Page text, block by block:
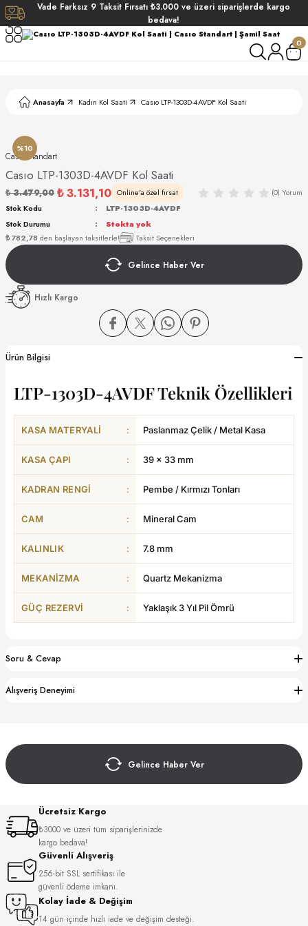
Vade Farksız 9 Taksit Fırsatı ₺3.000 ve üzeri siparişlerde kargo
bedava!
0
Anasayfa Kadın Kol Saati Casıo LTP-1303D-4AVDF Kol Saati
%10
Casıo Standart
Casıo LTP-1303D-4AVDF Kol Saati
₺ 3.479,00 ₺ 3.131,10 Online'a özel fırsat (0) Yorum
₺ 782,78 den başlayan taksitlerle! Taksit Seçenekleri
Stok Kodu
LTP-1303D-4AVDF
Stok Durumu
Stokta yok
Gelince Haber Ver
Hızlı Kargo
Ürün Bilgisi
LTP-1303D-4AVDF Teknik Özellikleri
KASA MATERYALI : Paslanmaz Çelik / Metal Kasa
KASA ÇAPI : 39 × 33 mm
KADRAN RENGI : Pembe / Kırmızı Tonları
CAM : Mineral Cam
KALINLIK : 7.8 mm
MEKANIZMA : Quartz Mekanizma
GÜÇ REZERVI : Yaklaşık 3 Yıl Pil Ömrü
Soru & Cevap
Alışveriş Deneyimi
Gelince Haber Ver
Ücretsiz Kargo
₺3000 ve üzeri tüm siparişlerinizde
kargo bedava!
Güvenli Alışveriş
256-bit SSL sertifikası ile
güvenli ödeme imkanı.
Kolay İade & Değişim
14 gün içinde hızlı iade ve değişim desteği.